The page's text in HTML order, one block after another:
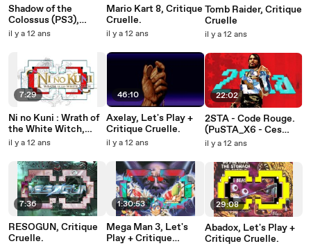
Shadow of the
Colossus (PS3),
Critique Cruelle.
il y a 12 ans
7:29
Ni no Kuni : Wrath of
the White Witch,
Critique Cruelle.
il y a 12 ans
7:36
RESOGUN, Critique
Cruelle.
Mario Kart 8, Critique
Cruelle.
il y a 12 ans
46:10
Axelay, Let's Play +
Critique Cruelle.
il y a 12 ans
1:30:53
Mega Man 3, Let's
Play + Critique
Tomb Raider, Critique
Cruelle
il y a 12 ans
22:02
2STA - Code Rouge.
(PuSTA_X6 - Ces
Jeux Rouges).
il y a 12 ans
29:08
Abadox, Let's Play +
Critique Cruelle.